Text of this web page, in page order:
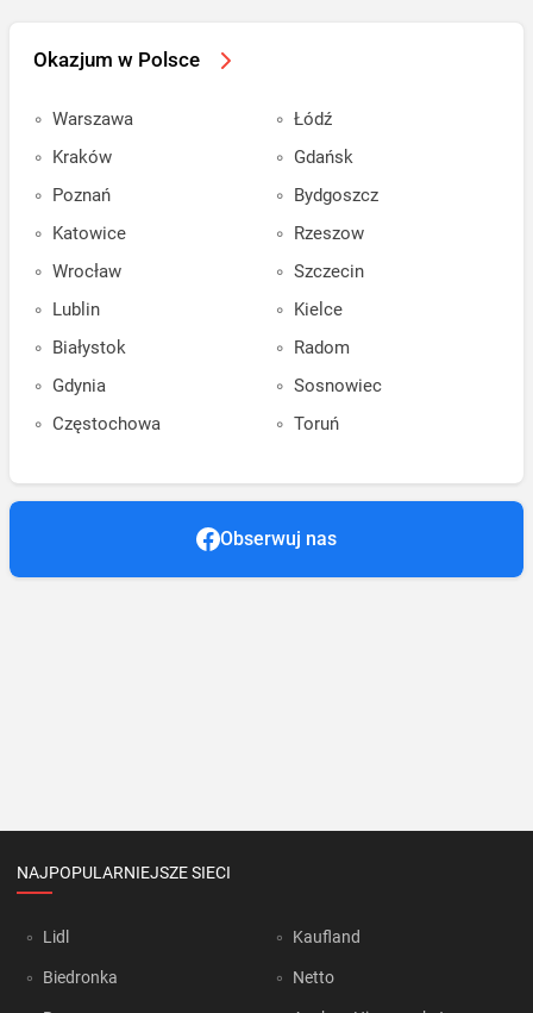
Okazjum w Polsce
Warszawa
Kraków
Poznań
Katowice
Wrocław
Lublin
Białystok
Gdynia
Częstochowa
Łódź
Gdańsk
Bydgoszcz
Rzeszow
Szczecin
Kielce
Radom
Sosnowiec
Toruń
Obserwuj nas
NAJPOPULARNIEJSZE SIECI
Lidl
Biedronka
Kaufland
Netto